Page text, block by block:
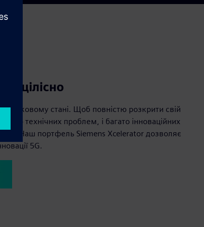
цілісно
стані. Щоб повністю розкрити свій
технічних проблем, і багато інноваційних
Наш портфель Siemens Xcelerator дозволяє
5G.